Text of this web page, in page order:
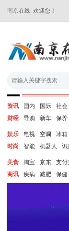
南京在线 欢迎您！
资讯 国内 国际
社会
财经
导购 新车 保养
娱乐 电视 空调
冰箱
时尚
智能 机器人 识
美食 淘宝 京东
支付
商讯
疾病 减肥 保健